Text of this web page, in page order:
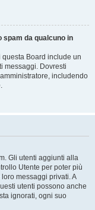
spam da qualcuno in
Board include un
messaggi. Dovresti
includendo
Gli utenti aggiunti alla
Utente per poter più
messaggi privati. A
utenti possono anche
ignorati, ogni suo